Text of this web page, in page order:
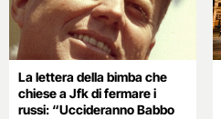
La lettera della bimba che
chiese a Jfk di fermare i
russi: “Uccideranno Babbo